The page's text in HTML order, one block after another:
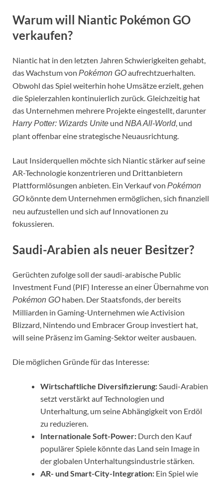
Warum will Niantic Pokémon GO
verkaufen?
Niantic hat in den letzten Jahren Schwierigkeiten gehabt,
das Wachstum von Pokémon GOaufrechtzuerhalten.
Obwohl das Spiel weiterhin hohe Umsätze erzielt, gehen
die Spielerzahlen kontinuierlich zurück. Gleichzeitig hat
das Unternehmen mehrere Projekte eingestellt, darunter
Harry Potter: Wizards Unite und NBA All-World, und
plant offenbar eine strategische Neuausrichtung.
Laut Insiderquellen möchte sich Niantic stärker auf seine
AR-Technologie konzentrieren und Drittanbietern
Plattformlösungen anbieten. Ein Verkauf von Pokémon
GO könnte dem Unternehmen ermöglichen, sich finanziell
neu aufzustellen und sich auf Innovationen zu
fokussieren.
Saudi-Arabien als neuer Besitzer?
Gerüchten zufolge soll der saudi-arabische Public
Investment Fund (PIF) Interesse an einer Übernahme von
Pokémon GO haben. Der Staatsfonds, der bereits
Milliarden in Gaming-Unternehmen wie Activision
Blizzard, Nintendo und Embracer Group investiert hat,
will seine Präsenz im Gaming-Sektor weiter ausbauen.
Die möglichen Gründe für das Interesse:
Wirtschaftliche Diversifizierung: Saudi-Arabien
setzt verstärkt auf Technologien und
Unterhaltung, um seine Abhängigkeit von Erdöl
zu reduzieren.
Internationale Soft-Power: Durch den Kauf
populärer Spiele könnte das Land sein Image in
der globalen Unterhaltungsindustrie stärken.
AR- und Smart-City-Integration: Ein Spiel wie